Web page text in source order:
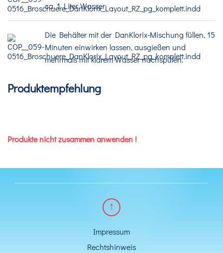
ca. 1 Liter Wasser
Die Behälter mit der DanKlorix-Mischung füllen, 15
Minuten einwirken lassen, ausgießen und
mehrmals mit klarem Wasser nachspülen.
Produktempfehlung
Produktenichtzusammenanwenden !
Impressum
Rechtshinweis